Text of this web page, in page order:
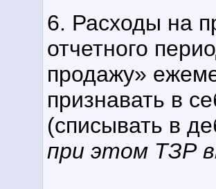
6. Расходы на
отчетного
продажу»
признавать в
(списывать в
при этом ТЗР